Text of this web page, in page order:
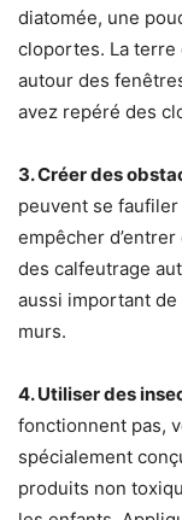
diatomée, une
cloportes. La terre
autour des
avez repéré des
3. Créer des
peuvent se
empêcher
des calfeutrage
aussi important
murs.
4. Utiliser des
fonctionnent pas,
spécialement
produits non